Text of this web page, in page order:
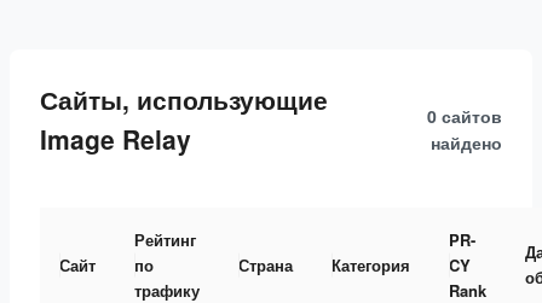
Сайты, использующие
Image Relay
0 сайтов
найдено
Сайт
Рейтинг
по
трафику
Страна Категория
PR-
CY
Rank